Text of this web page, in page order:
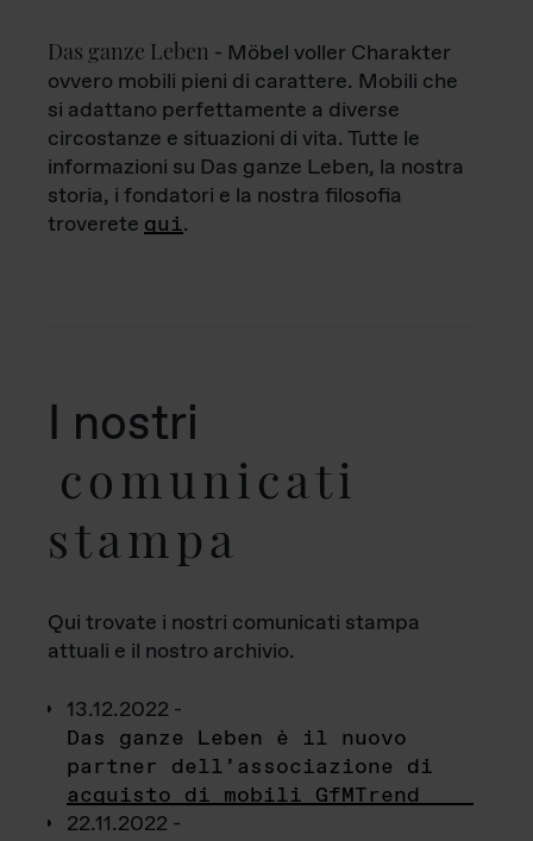
Das ganze Leben - Möbel voller Charakter
ovvero mobili pieni di carattere. Mobili che
si adattano perfettamente a diverse
circostanze e situazioni di vita. Tutte le
informazioni su Das ganze Leben, la nostra
storia, i fondatori e la nostra filosofia
troverete qui.
I nostri
comunicati
stampa
Qui trovate i nostri comunicati stampa
attuali e il nostro archivio.
13.12.2022 -
Das ganze Leben è il nuovo
partner dell’associazione di
acquisto di mobili GfMTrend
22.11.2022 -